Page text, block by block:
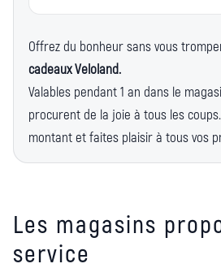
Offrez du bonheur sans vous
cadeaux Veloland.
Valables pendant 1 an dans le
procurent de la joie à tous les
montant et faites plaisir à tous vos
Les magasins
service